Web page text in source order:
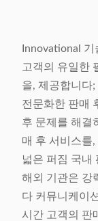
Innovational
고객의 유일한
을, 제공합니다;
전문화한 판매
후 문제를 해결
매 후 서비스를
넓은 퍼짐 국내
해외 기관은 강
다 커뮤니케이
시간 고객의 판